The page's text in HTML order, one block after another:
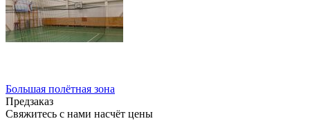
Большая полётная зона
Предзаказ
Свяжитесь с нами насчёт цены